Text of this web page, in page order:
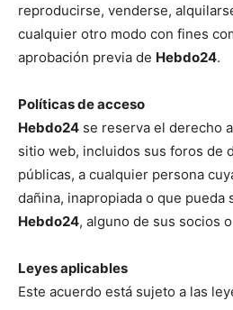
reproducirse, venderse,
cualquier otro modo con fines
aprobación previa de Hebdo24.
Políticas de acceso
Hebdo24 se reserva el derecho
sitio web, incluidos sus foros de
públicas, a cualquier persona
dañina, inapropiada o que pueda
Hebdo24, alguno de sus socios
Leyes aplicables
Este acuerdo está sujeto a las